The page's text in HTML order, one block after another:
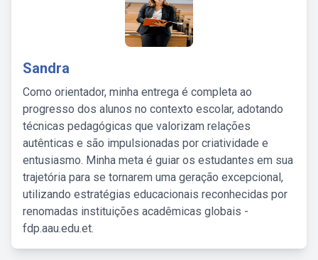
Sandra
Como orientador, minha entrega é completa ao
progresso dos alunos no contexto escolar, adotando
técnicas pedagógicas que valorizam relações
autênticas e são impulsionadas por criatividade e
entusiasmo. Minha meta é guiar os estudantes em sua
trajetória para se tornarem uma geração excepcional,
utilizando estratégias educacionais reconhecidas por
renomadas instituições acadêmicas globais -
fdp.aau.edu.et.